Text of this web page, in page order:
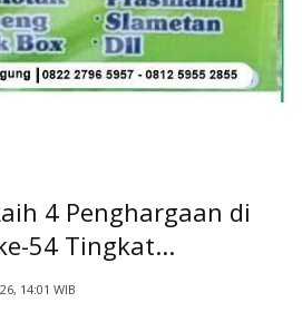
4 Penghargaan di
54 Tingkat...
14:01 WIB